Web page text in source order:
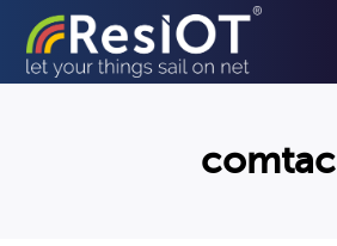
comtac